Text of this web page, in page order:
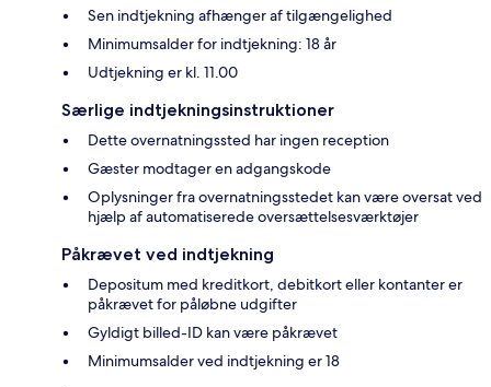
Sen indtjekning afhænger af tilgængelighed
Minimumsalder for indtjekning: 18 år
Udtjekning er kl. 11.00
Særlige indtjekningsinstruktioner
Dette overnatningssted har ingen reception
Gæster modtager en adgangskode
Oplysninger fra overnatningsstedet kan være oversat ved
hjælp af automatiserede oversættelsesværktøjer
Påkrævet ved indtjekning
Depositum med kreditkort, debitkort eller kontanter er
påkrævet for påløbne udgifter
Gyldigt billed-ID kan være påkrævet
Minimumsalder ved indtjekning er 18